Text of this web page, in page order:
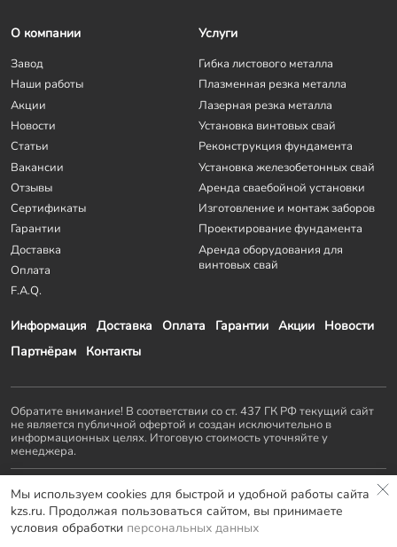
Информация Доставка Оплата Гарантии Акции
Новости
Партнёрам
Контакты
О компании
Завод
Наши работы
Акции
Новости
Статьи
Вакансии
Отзывы
Сертификаты
Гарантии
Доставка
Оплата
F.A.Q.
Услуги
Гибка листового металла
Плазменная резка металла
Лазерная резка металла
Установка винтовых свай
Реконструкция фундамента
Установка железобетонных свай
Аренда сваебойной установки
Изготовление и монтаж заборов
Проектирование фундамента
Аренда оборудования для
винтовых свай
Обратите внимание! В соответствии со ст. 437 ГК РФ текущий сайт
не является публичной офертой и создан исключительно в
информационных целях. Итоговую стоимость уточняйте у
менеджера.
Остальные проекты KZS GROUP
Домостроение
Заборы и ворота Септики
Террасы
Мебель LOFT
Мы используем cookies для быстрой и удобной работы сайта
kzs.ru. Продолжая пользоваться сайтом, вы принимаете
условия обработки персональных данных